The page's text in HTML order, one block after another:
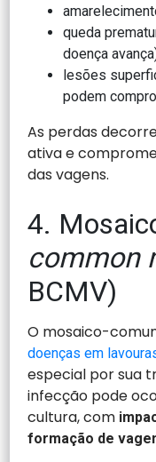
queda
doença
lesões
podem
As perdas
ativa e
das vagens.
4.
common
BCMV)
O mosaico-
doenças em
especial por sua
infecção pode
cultura, com
formação de